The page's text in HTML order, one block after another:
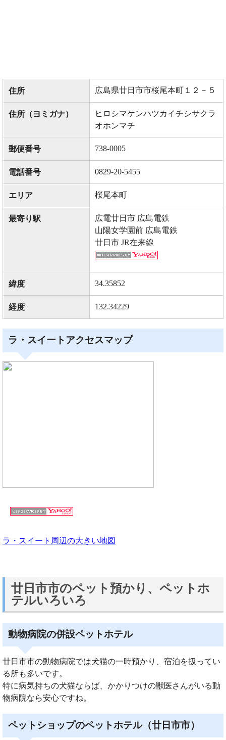
住所 広島県廿日市市桜尾本町１２－５
住所（ヨミガナ）
ヒロシマケンハツカイチシサクラ
オホンマチ
郵便番号 738-0005
電話番号 0829-20-5455
エリア 桜尾本町
最寄り駅
広電廿日市 広島電鉄
山陽女学園前 広島電鉄
廿日市 JR在来線
緯度 34.35852
経度 132.34229
ラ・スイートアクセスマップ
ラ・スイート周辺の大きい地図
廿日市市のペット預かり、ペットホ
テルいろいろ
動物病院の併設ペットホテル
廿日市市の動物病院では犬猫の一時預かり、宿泊を扱ってい
る所も多いです。
特に病気持ちの犬猫ならば、かかりつけの獣医さんがいる動
物病院なら安心ですね。
ペットショップのペットホテル（廿日市市）